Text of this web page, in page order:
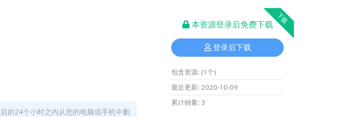
的24个小时之内从您的电脑或手机中删
下载
本资源登录后免费下载
登录后下载
包含资源: (1个)
最近更新: 2020-10-09
累计销量: 3